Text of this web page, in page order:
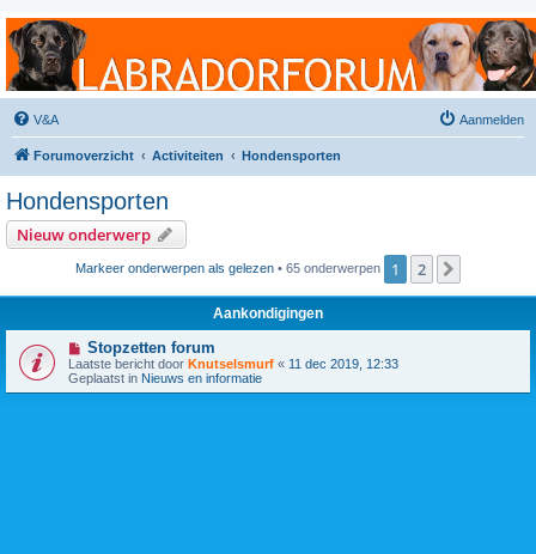
Labradorforum
Het gezelligste Labradorforum van Nederland en België!
V&A Aanmelden
Forumoverzicht Activiteiten Hondensporten
Hondensporten
Nieuw onderwerp
Markeer onderwerpen als gelezen • 65 onderwerpen 1 2
Aankondigingen
Stopzetten forum
Laatste bericht door Knutselsmurf « 11 dec 2019, 12:33
Geplaatst in Nieuws en informatie